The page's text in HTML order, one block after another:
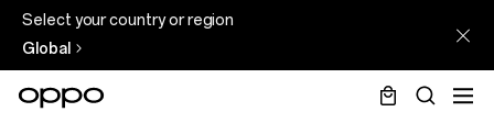
Select your country or region
Global